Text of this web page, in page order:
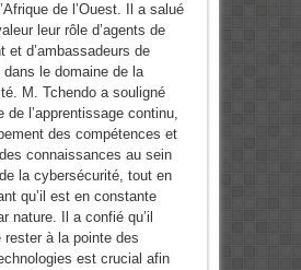
de l’Ouest. Il a salué
leur rôle d’agents de
et d’ambassadeurs de
dans le domaine de la
M. Tchendo a souligné
de l’apprentissage continu,
des compétences et
connaissances au sein
la cybersécurité, tout en
qu’il est en constante
nature. Il a confié qu’il
rester à la pointe des
est crucial afin